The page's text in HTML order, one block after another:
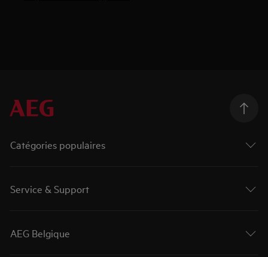
Catégories populaires
Service & Support
AEG Belgique